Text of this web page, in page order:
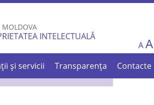
Skip to
content
MOLDOVA
INTELECTUALĂ
A A
și servicii Transparența Contacte